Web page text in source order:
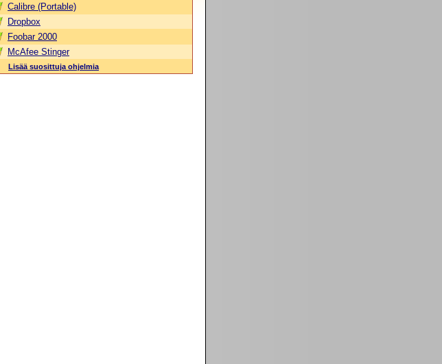
Calibre (Portable)
Dropbox
Foobar 2000
McAfee Stinger
Lisää suosittuja ohjelmia